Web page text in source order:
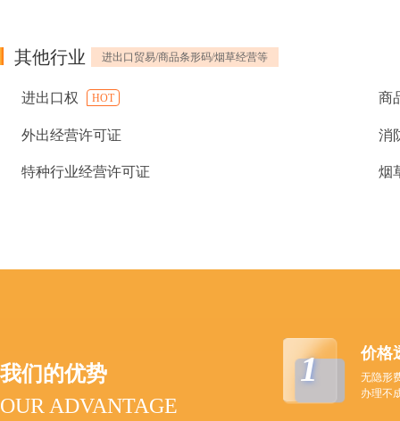
其他行业 进出口贸易/商品条形码/烟草经营等
进出口权 HOT 商
外出经营许可证 消
特种行业经营许可证 烟
我们的优势
OUR ADVANTAGE
1 价格
无隐形
办理不